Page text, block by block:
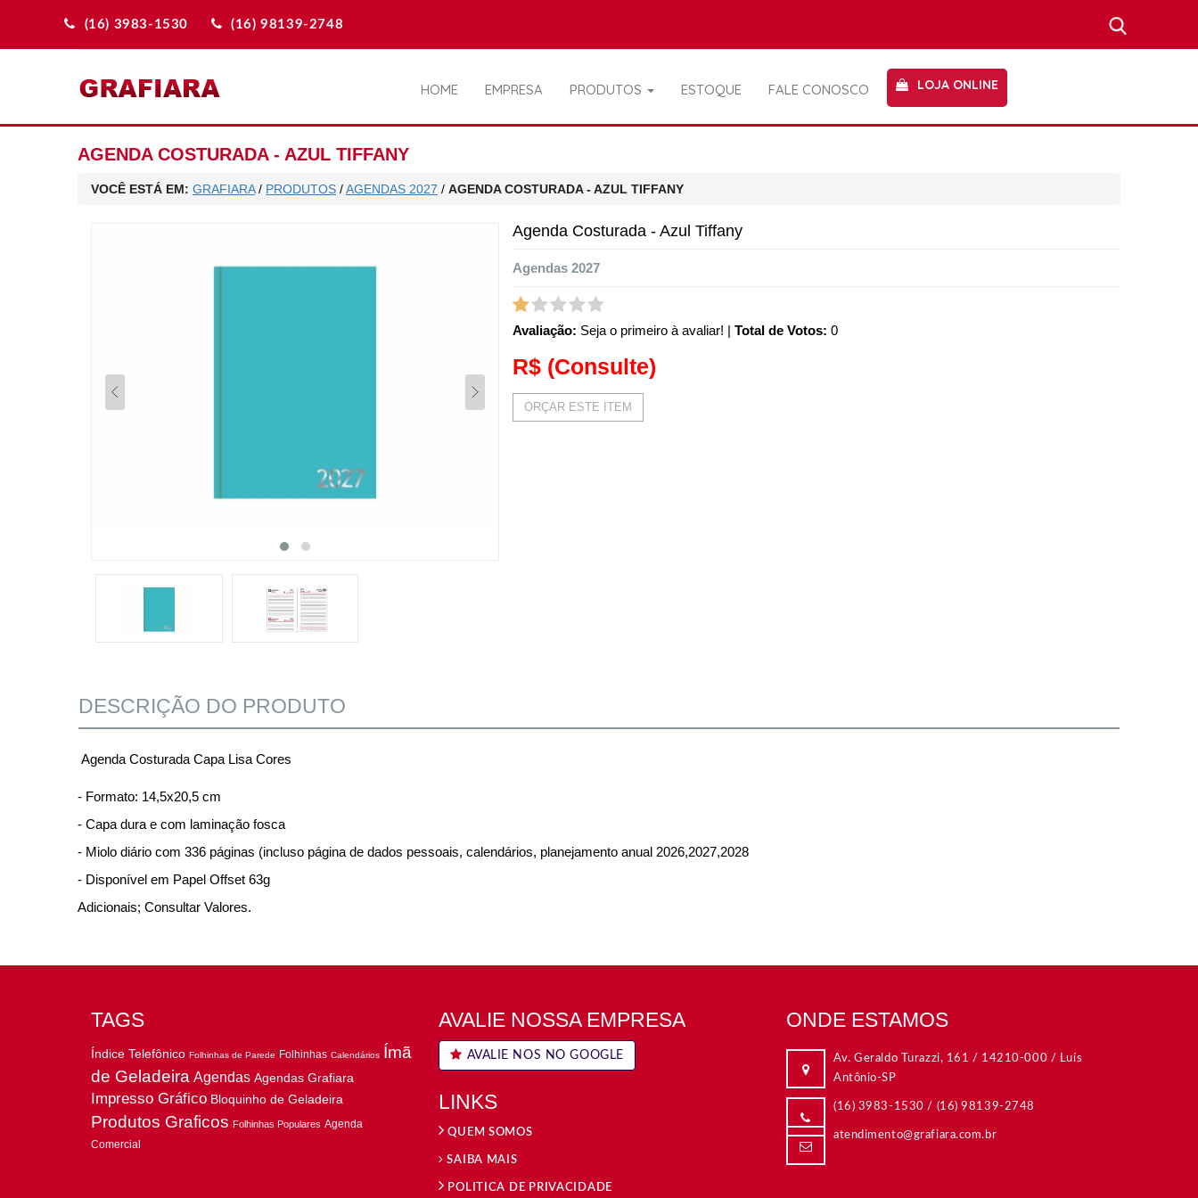
(16) 3983-1530 (16) 98139-2748
HOME EMPRESA PRODUTOS ESTOQUE FALE CONOSCO LOJA ONLINE
AGENDA COSTURADA - AZUL TIFFANY
VOCÊ ESTÁ EM: GRAFIARA/ PRODUTOS /AGENDAS 2027 / AGENDA COSTURADA - AZUL TIFFANY
Agenda Costurada - Azul Tiffany
Agendas 2027
Avaliação: Seja o primeiro à avaliar! | Total de Votos: 0
R$ (Consulte)
ORÇAR ESTE ITEM
DESCRIÇÃO DO PRODUTO
Agenda Costurada Capa Lisa Cores
- Formato: 14,5x20,5 cm
- Capa dura e com laminação fosca
- Miolo diário com 336 páginas (incluso página de dados pessoais, calendários, planejamento anual 2026,2027,2028
- Disponível em Papel Offset 63g
Adicionais; Consultar Valores.
TAGS
Índice Telefônico Folhinhas de Parede Folhinhas Calendários Ímã
de Geladeira Agendas Agendas Grafiara
Impresso Gráfico Bloquinho de Geladeira
Produtos Graficos Folhinhas Populares Agenda
Comercial
AVALIE NOSSA EMPRESA
AVALIE NOS NO GOOGLE
LINKS
QUEM SOMOS
SAIBA MAIS
POLITICA DE PRIVACIDADE
ONDE ESTAMOS
Av. Geraldo Turazzi, 161 / 14210-000 / Luís
/ (16) 98139-2748
atendimento@grafiara.com.br
Rua Dom Duarte